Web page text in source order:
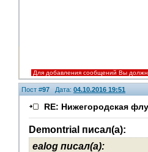
Для добавления сообщений Вы
Пост #97 Дата: 04.10.2016 19:51
RE: Нижегородская
Demontrial писал(а):
ealog писал(а):